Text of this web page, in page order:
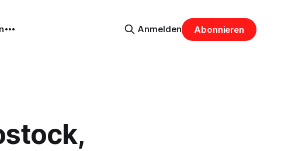
Anmelden Abonnieren